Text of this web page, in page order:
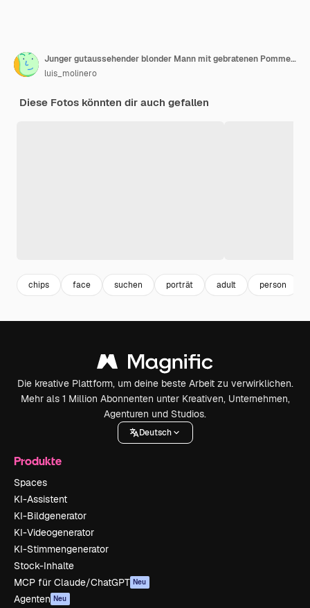
Junger gutaussehender blonder Mann mit gebratenen Pommes über isoliertem weißem Hintergrund, der zur Seite schaut
luis_molinero
Diese Fotos könnten dir auch gefallen
chips face suchen porträt adult person
Die kreative Plattform, um deine beste Arbeit zu verwirklichen.
Mehr als 1 Million Abonnenten unter Kreativen, Unternehmen,
Agenturen und Studios.
Deutsch
Produkte
Spaces
KI-Assistent
KI-Bildgenerator
KI-Videogenerator
KI-Stimmengenerator
Stock-Inhalte
MCP für Claude/ChatGPT Neu
Agenten Neu